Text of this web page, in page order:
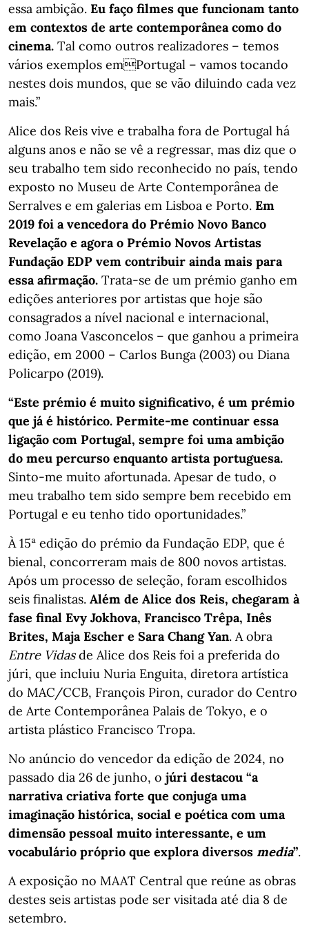
essa ambição. Eu faço filmes que funcionam tanto
em contextos de arte contemporânea como do
cinema. Tal como outros realizadores – temos
vários exemplos emPortugal – vamos tocando
nestes dois mundos, que se vão diluindo cada vez
mais.”
Alice dos Reis vive e trabalha fora de Portugal há
alguns anos e não se vê a regressar, mas diz que o
seu trabalho tem sido reconhecido no país, tendo
exposto no Museu de Arte Contemporânea de
Serralves e em galerias em Lisboa e Porto. Em
2019 foi a vencedora do Prémio Novo Banco
Revelação e agora o Prémio Novos Artistas
Fundação EDP vem contribuir ainda mais para
essa afirmação. Trata-se de um prémio ganho em
edições anteriores por artistas que hoje são
consagrados a nível nacional e internacional,
como Joana Vasconcelos – que ganhou a primeira
edição, em 2000 – Carlos Bunga (2003) ou Diana
Policarpo (2019).
“Este prémio é muito significativo, é um prémio
que já é histórico. Permite-me continuar essa
ligação com Portugal, sempre foi uma ambição
do meu percurso enquanto artista portuguesa.
Sinto-me muito afortunada. Apesar de tudo, o
meu trabalho tem sido sempre bem recebido em
Portugal e eu tenho tido oportunidades.”
À 15ª edição do prémio da Fundação EDP, que é
bienal, concorreram mais de 800 novos artistas.
Após um processo de seleção, foram escolhidos
seis finalistas. Além de Alice dos Reis, chegaram à
fase final Evy Jokhova, Francisco Trêpa, Inês
Brites, Maja Escher e Sara Chang Yan. A obra
Entre Vidasde Alice dos Reis foi a preferida do
júri, que incluiu Nuria Enguita, diretora artística
do MAC/CCB, François Piron, curador do Centro
de Arte Contemporânea Palais de Tokyo, e o
artista plástico Francisco Tropa.
No anúncio do vencedor da edição de 2024, no
passado dia 26 de junho, o júri destacou “a
narrativa criativa forte que conjuga uma
imaginação histórica, social e poética com uma
dimensão pessoal muito interessante, e um
vocabulário próprio que explora diversos media”.
A exposição no MAAT Central que reúne as obras
destes seis artistas pode ser visitada até dia 8 de
setembro.